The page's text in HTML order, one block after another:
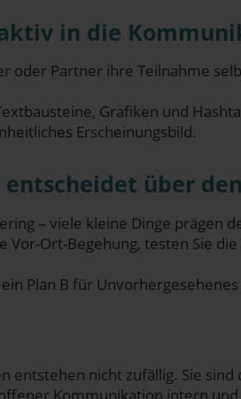
in die
oder Part­ner ihre Teil­nah­me
Gra­fi­ken und
Erscheinungsbild.
ent­schei­det über
– vie­le klei­ne Din­ge prä­gen
Vor-Ort-Bege­hung, tes­ten Sie
Plan B für
ent­ste­hen nicht zufäl­lig. Sie sind